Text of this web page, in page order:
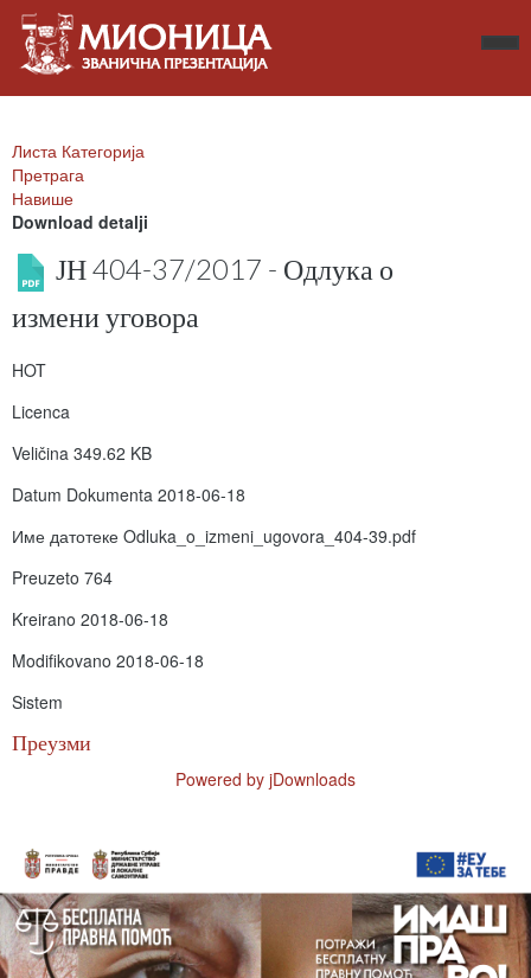
Листа Категорија
Претрага
Навише
Download detalji
ЈН 404-37/2017 - Одлука о
измени уговора
HOT
Licenca
Veličina 349.62 KB
Datum Dokumenta 2018-06-18
Име датотеке Odluka_o_izmeni_ugovora_404-39.pdf
Preuzeto 764
Kreirano 2018-06-18
Modifikovano 2018-06-18
Sistem
Преузми
Powered by jDownloads